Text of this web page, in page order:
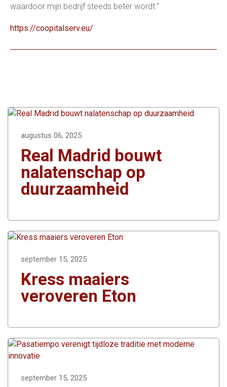
waardoor mijn bedrijf steeds beter wordt.”
https://coopitalserv.eu/
augustus 06, 2025
Real Madrid bouwt
nalatenschap op
duurzaamheid
september 15, 2025
Kress maaiers
veroveren Eton
september 15, 2025